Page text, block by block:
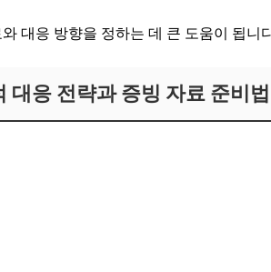
대응 방향을 정하는 데 큰 도움이 됩니
대응 전략과 증빙 자료 준비법